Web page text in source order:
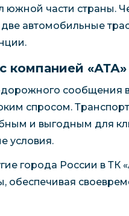
части страны.
автомобильные
компанией «АТА»
сообщения
спросом.
и выгодным для
условия.
города России в ТК